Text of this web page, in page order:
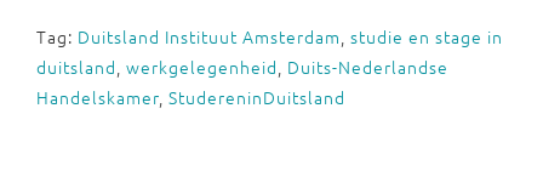
Tag: Duitsland Instituut Amsterdam, studie en stage in
duitsland, werkgelegenheid, Duits-Nederlandse
Handelskamer, StudereninDuitsland